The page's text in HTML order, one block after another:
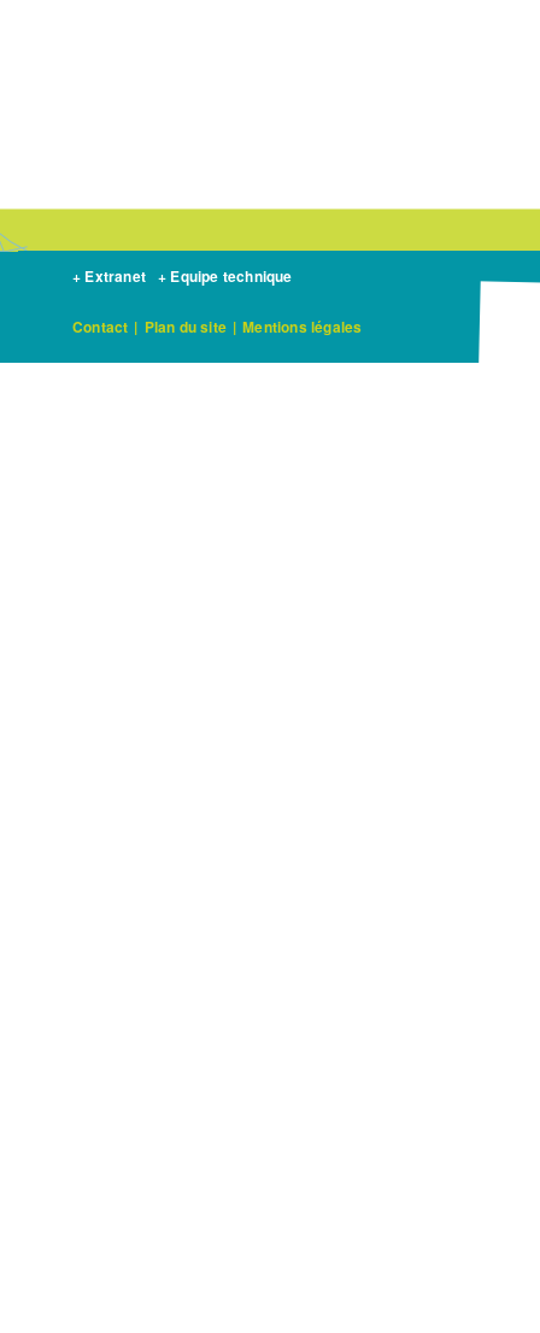
+ Extranet + Equipe technique
Contact | Plan du site | Mentions légales